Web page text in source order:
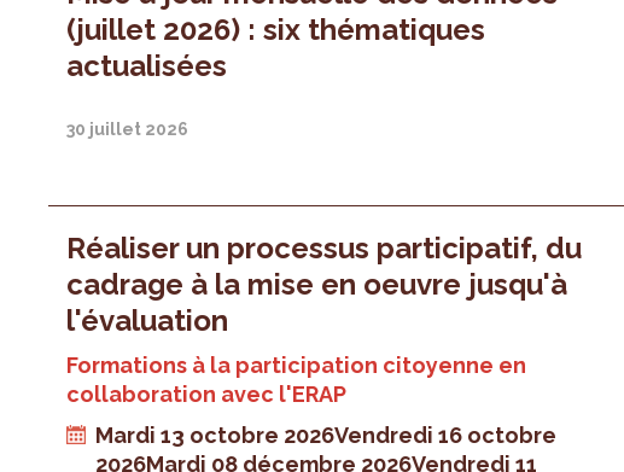
(juillet 2026) : six thématiques
actualisées
30 juillet 2026
Réaliser un processus participatif, du
cadrage à la mise en oeuvre jusqu'à
l'évaluation
Formations à la participation citoyenne en
collaboration avec l'ERAP
Mardi 13 octobre 2026Vendredi 16 octobre
2026Mardi 08 décembre 2026Vendredi 11